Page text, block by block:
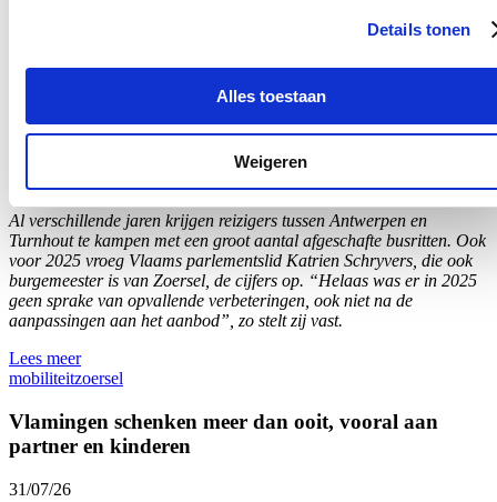
Details tonen
Alles toestaan
Weigeren
Nieuwe dienstregeling De Lijn tussen Antwerpen en
Turnhout geen garantie voor minder afgeschafte
ritten
05/08/26
Al verschillende jaren krijgen reizigers tussen Antwerpen en
Turnhout te kampen met een groot aantal afgeschafte busritten. Ook
voor 2025 vroeg Vlaams parlementslid Katrien Schryvers, die ook
burgemeester is van Zoersel, de cijfers op. “Helaas was er in 2025
geen sprake van opvallende verbeteringen, ook niet na de
aanpassingen aan het aanbod”, zo stelt zij vast.
Lees meer
mobiliteitzoersel
Vlamingen schenken meer dan ooit, vooral aan
partner en kinderen
31/07/26